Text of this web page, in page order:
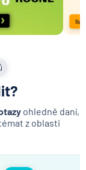
ohledně daní,
z oblasti